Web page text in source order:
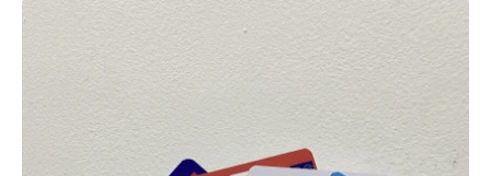
MHz ou 13,56 kHz), além de QR Codes, códigos de barras e tarjas
magnéticas, ou ainda versões simples apenas com impressão.
Com tantas opções de uso e tecnologia, os cartões em PVC
podem gerar diversas automações. Entre em contato com a
AlternativaCard e faça seu pedido!